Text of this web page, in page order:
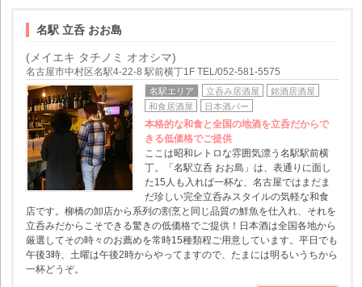
名駅 立呑 おお島
(メイエキ タチノミ オオシマ)
名古屋市中村区名駅4-22-8 駅前横丁1F TEL/052-581-5575
名駅エリア 立呑み居酒屋
銘酒居酒屋
和食居酒屋
日本酒バー
本格的な和食と全国の地酒を立呑だからで
きる低価格でご提供
ここは昭和レトロな雰囲気漂う名駅駅前横
丁。「名駅立呑 おお島」は、表通りに面し
た15人も入れば一杯な、名古屋ではまだま
だ珍しい完全立呑みスタイルの気軽な和食
店です。柳橋の卸店から系列の割烹と同じ品質の鮮魚を仕入れ、それを
立呑みだからこそできる驚きの低価格でご提供！日本酒は全国各地から
厳選してその時々のお薦めを常時15種類程ご用意しています。平日でも
午後3時、土曜は午後2時からやってますので、たまには明るいうちから
一杯どうぞ。